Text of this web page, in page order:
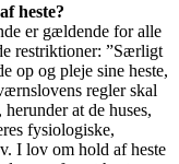
heste?
er gældende for alle
restriktioner: ”Særligt
op og pleje sine heste,
regler skal
at de huses,
fysiologiske,
I lov om hold af heste